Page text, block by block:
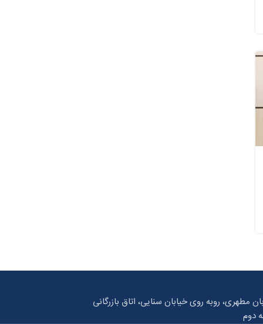
مطهری، روبه روی خیابان سنایی، اتاق بازرگانی
دوم